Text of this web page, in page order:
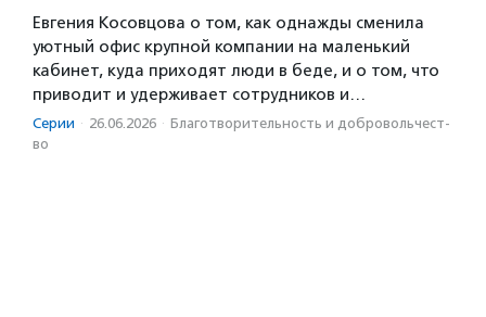
Евгения Косовцова о том, как однажды сменила
уютный офис крупной компании на маленький
кабинет, куда приходят люди в беде, и о том, что
приводит и удерживает сотрудников и…
Серии · 26.06.2026 · Благотвори­тель­ность и доброволь­чест­
во